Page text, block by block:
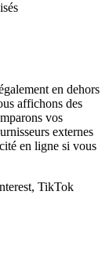
en dehors
affichons des
vos
externes
en ligne si vous
TikTok